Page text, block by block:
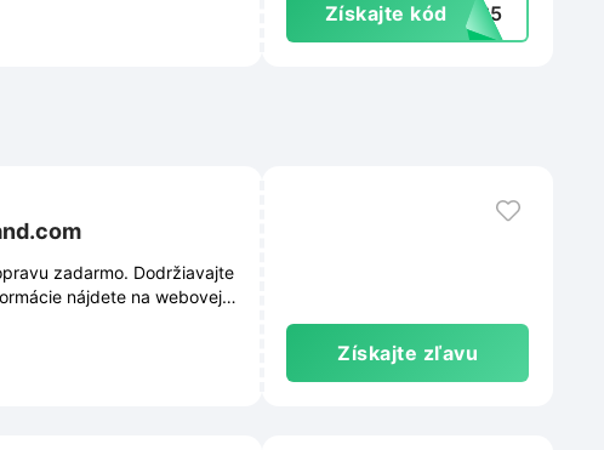
Získajte kód ER35
zadarmo. Dodržiavajte
nájdete na webovej
Získajte zľavu